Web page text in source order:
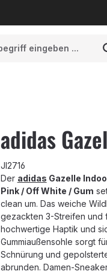
adidas
JI2716
Der adidas Gazelle
Pink / Off White / Gum
clean um. Das weiche
gezackten 3-Streifen und
hochwertige Haptik und
Gummiaußensohle sorgt
Schnürung und
abrunden. Damen-